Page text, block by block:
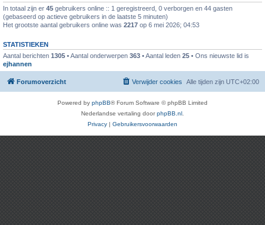
In totaal zijn er 45 gebruikers online :: 1 geregistreerd, 0 verborgen en 44 gasten
(gebaseerd op actieve gebruikers in de laatste 5 minuten)
Het grootste aantal gebruikers online was 2217 op 6 mei 2026; 04:53
STATISTIEKEN
Aantal berichten 1305 • Aantal onderwerpen 363 • Aantal leden 25 • Ons nieuwste lid is
ejhannen
Forumoverzicht Alle tijden zijn UTC+02:00
Verwijder cookies
Powered by phpBB® Forum Software © phpBB Limited
Nederlandse vertaling doorphpBB.nl
Privacy | Gebruikersvoorwaarden